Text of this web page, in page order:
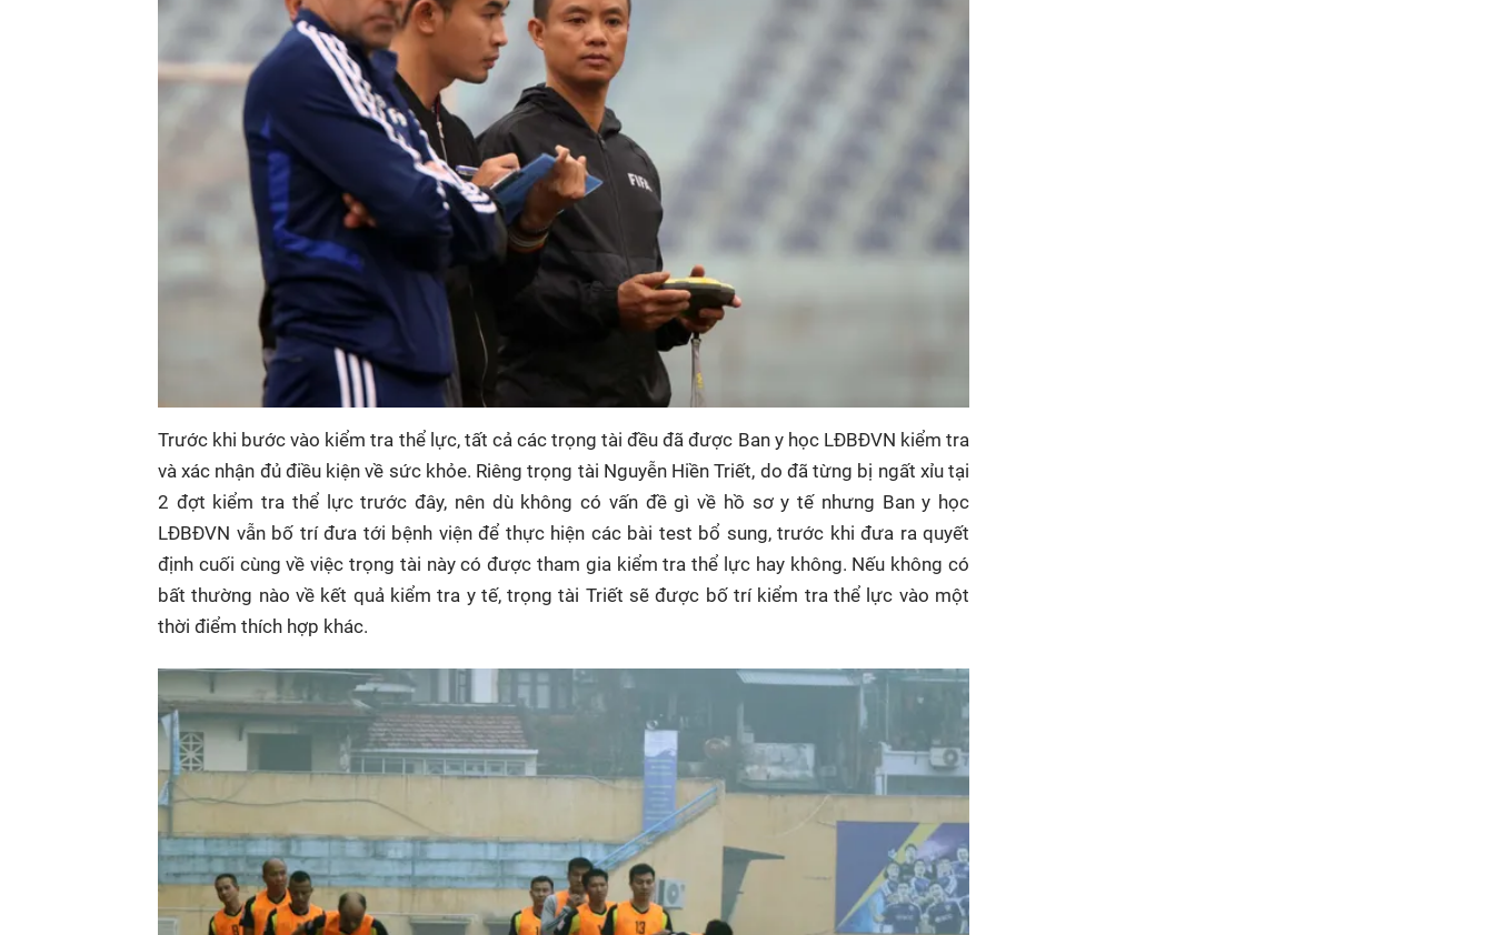
Trước khi bước vào kiểm tra thể lực, tất cả các trọng tài đều đã được Ban y học LĐBĐVN kiểm tra
và xác nhận đủ điều kiện về sức khỏe. Riêng trọng tài Nguyễn Hiền Triết, do đã từng bị ngất xỉu tại
2 đợt kiểm tra thể lực trước đây, nên dù không có vấn đề gì về hồ sơ y tế nhưng Ban y học
LĐBĐVN vẫn bố trí đưa tới bệnh viện để thực hiện các bài test bổ sung, trước khi đưa ra quyết
định cuối cùng về việc trọng tài này có được tham gia kiểm tra thể lực hay không. Nếu không có
bất thường nào về kết quả kiểm tra y tế, trọng tài Triết sẽ được bố trí kiểm tra thể lực vào một
thời điểm thích hợp khác.